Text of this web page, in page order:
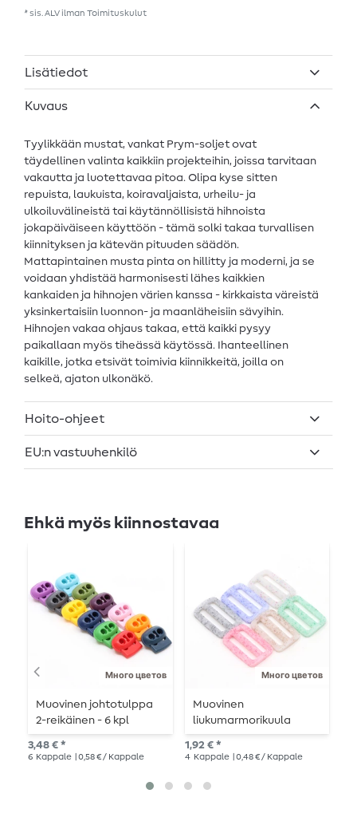
* sis. ALV ilman Toimituskulut
Lisätiedot
Kuvaus
Tyylikkään mustat, vankat Prym-soljet ovat
täydellinen valinta kaikkiin projekteihin, joissa tarvitaan
vakautta ja luotettavaa pitoa. Olipa kyse sitten
repuista, laukuista, koiravaljaista, urheilu- ja
ulkoiluvälineistä tai käytännöllisistä hihnoista
jokapäiväiseen käyttöön - tämä solki takaa turvallisen
kiinnityksen ja kätevän pituuden säädön.
Mattapintainen musta pinta on hillitty ja moderni, ja se
voidaan yhdistää harmonisesti lähes kaikkien
kankaiden ja hihnojen värien kanssa - kirkkaista väreistä
yksinkertaisiin luonnon- ja maanläheisiin sävyihin.
Hihnojen vakaa ohjaus takaa, että kaikki pysyy
paikallaan myös tiheässä käytössä. Ihanteellinen
kaikille, jotka etsivät toimivia kiinnikkeitä, joilla on
selkeä, ajaton ulkonäkö.
Hoito-ohjeet
EU:n vastuuhenkilö
Ehkä myös kiinnostavaa
Много цветов
Muovinen johtotulppa
2-reikäinen - 6 kpl
3,48 € *
6 Kappale | 0,58 € / Kappale
Много цветов
Muovinen
liukumarmorikuula
25mm - 4 kappaletta
1,92 € *
4 Kappale | 0,48 € / Kappale